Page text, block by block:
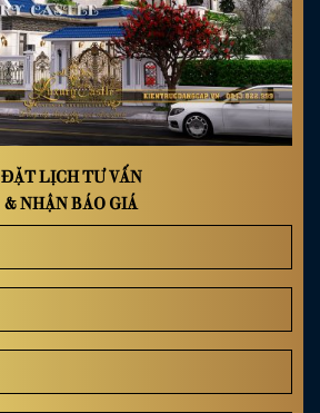
ĐẶT LỊCH TƯ VẤN
& NHẬN BÁO GIÁ